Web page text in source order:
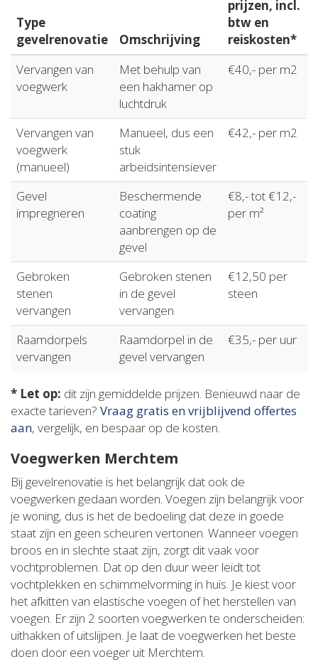
Type
gevelrenovatie
Omschrijving
prijzen, incl.
btw en
reiskosten*
Vervangen van
voegwerk
Met behulp van
een hakhamer op
luchtdruk
€40,- per m2
Vervangen van
voegwerk
(manueel)
Manueel, dus een
stuk
arbeidsintensiever
€42,- per m2
Gevel
impregneren
Beschermende
coating
aanbrengen op de
gevel
€8,- tot €12,-
per m²
Gebroken
stenen
vervangen
Gebroken stenen
in de gevel
vervangen
€12,50 per
steen
Raamdorpels
vervangen
Raamdorpel in de
gevel vervangen
€35,- per uur
* Let op: dit zijn gemiddelde prijzen. Benieuwd naar de
exacte tarieven? Vraag gratis en vrijblijvend offertes
aan, vergelijk, en bespaar op de kosten.
Voegwerken Merchtem
Bij gevelrenovatie is het belangrijk dat ook de
voegwerken gedaan worden. Voegen zijn belangrijk voor
je woning, dus is het de bedoeling dat deze in goede
staat zijn en geen scheuren vertonen. Wanneer voegen
broos en in slechte staat zijn, zorgt dit vaak voor
vochtproblemen. Dat op den duur weer leidt tot
vochtplekken en schimmelvorming in huis. Je kiest voor
het afkitten van elastische voegen of het herstellen van
voegen. Er zijn 2 soorten voegwerken te onderscheiden:
uithakken of uitslijpen. Je laat de voegwerken het beste
doen door een voeger uit Merchtem.